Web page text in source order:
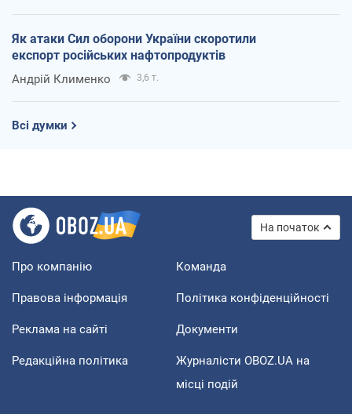
Як атаки Сил оборони України скоротили
експорт російських нафтопродуктів
Андрій Клименко 3,6 т.
Всі думки
На початок
Про компанію Команда
Правова інформація Політика конфіденційності
Реклама на сайті Документи
Редакційна політика
Журналісти OBOZ.UA на
місці подій